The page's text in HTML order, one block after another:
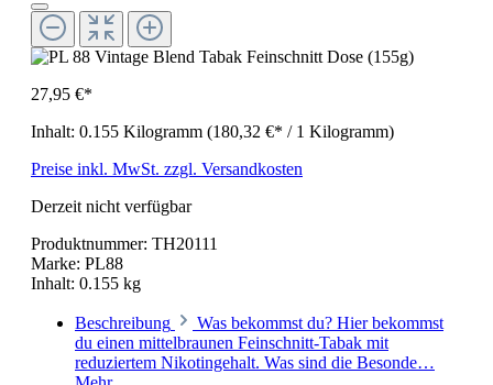
27,95 €*
Inhalt: 0.155 Kilogramm (180,32 €* / 1 Kilogramm)
Preise inkl. MwSt. zzgl. Versandkosten
Derzeit nicht verfügbar
Produktnummer: TH20111
Marke: PL88
Inhalt: 0.155 kg
Beschreibung
Was bekommst du? Hier bekommst
du einen mittelbraunen Feinschnitt-Tabak mit
reduziertem Nikotingehalt. Was sind die Besonde…